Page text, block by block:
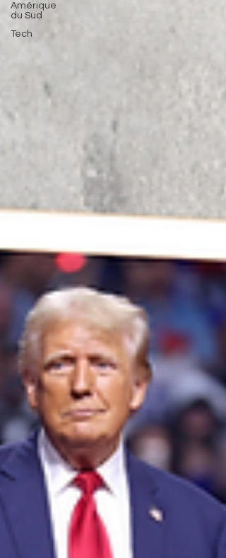
Amérique
du Sud
Tech